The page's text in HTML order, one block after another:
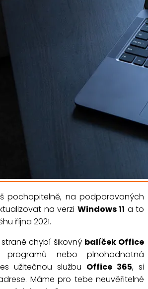
pochopitelně, na podporovaných
na verzi Windows 11 a to
října 2021.
chybí šikovný balíček Office
programů nebo plnohodnotná
užitečnou službu Office 365, si
Máme pro tebe neuvěřitelné